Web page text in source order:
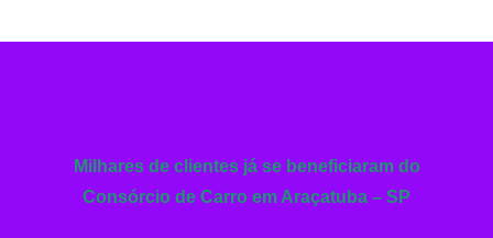
Milhares de clientes já se beneficiaram do
Consórcio de Carro em Araçatuba – SP